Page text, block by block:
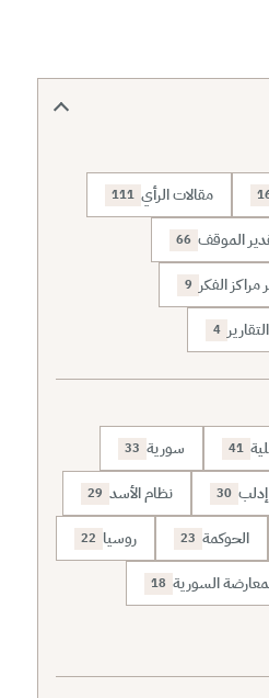
مقالات الرأي 111
الموقف 66
مراكز الفكر 9
التقارير 4
41 سورية 33
إدلب 30 نظام الأسد 29
الحوكمة 23 روسيا 22
السورية 18